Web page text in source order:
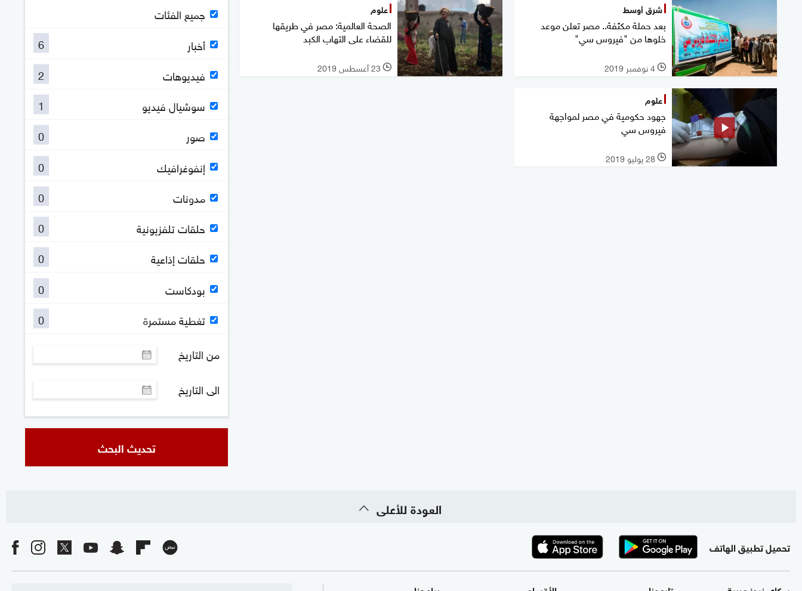
شرق أوسط
بعد حملة مكثفة.. مصر تعلن موعد
خلوها من "فيروس سي"
l 4 نوفمبر 2019
علوم
الصحة العالمية: مصر في طريقها
للقضاء على التهاب الكبد
l 23 أغسطس 2019
علوم
جهود حكومية في مصر لمواجهة
فيروس سي
l 28 يوليو 2019
جميع الفئات
أخبار
6
فيديوهات
2
سوشيال فيديو
1
صور
0
إنفوغرافيك
0
مدونات
0
حلقات تلفزيونية
0
حلقات إذاعية
0
بودكاست
0
تغطية مستمرة
0
من التاريخ
الى التاريخ
تحديث البحث
العودة للأعلى
تحميل تطبيق الهاتف